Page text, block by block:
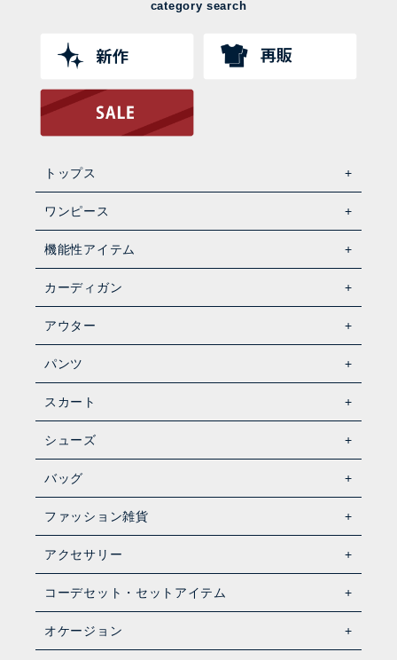
category search
トップス
ワンピース
機能性アイテム
カーディガン
アウター
パンツ
スカート
シューズ
バッグ
ファッション雑貨
アクセサリー
コーデセット・セットアイテム
オケージョン